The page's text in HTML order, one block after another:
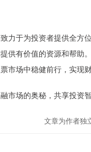
力于为投资者提供全方
有价值的资源和帮助
场中稳健前行，实现财
市场的奥秘，共享投资
文章为作者独